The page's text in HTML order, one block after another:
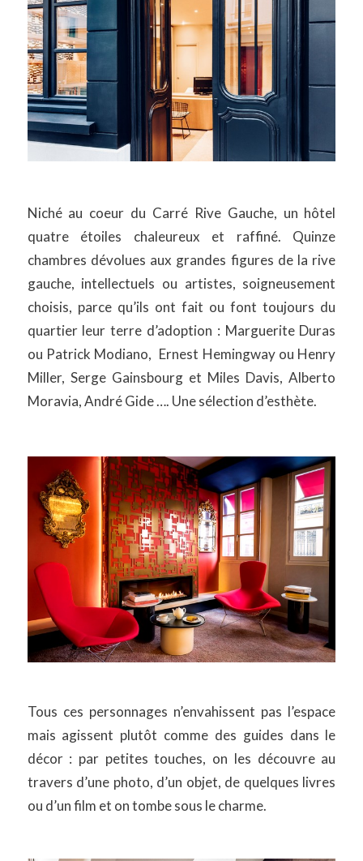
Niché au coeur du Carré Rive Gauche, un hôtel
quatre étoiles chaleureux et raffiné. Quinze
chambres dévolues aux grandes figures de la rive
gauche, intellectuels ou artistes, soigneusement
choisis, parce qu’ils ont fait ou font toujours du
quartier leur terre d’adoption : Marguerite Duras
ou Patrick Modiano, Ernest Hemingway ou Henry
Miller, Serge Gainsbourg et Miles Davis, Alberto
Moravia, André Gide …. Une sélection d’esthète.
Tous ces personnages n’envahissent pas l’espace
mais agissent plutôt comme des guides dans le
décor : par petites touches, on les découvre au
travers d’une photo, d’un objet, de quelques livres
ou d’un film et on tombe sous le charme.